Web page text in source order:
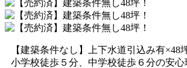
【建築条件なし】上下水道引込み有×48
小学校徒歩５分、中学校徒歩６分の安